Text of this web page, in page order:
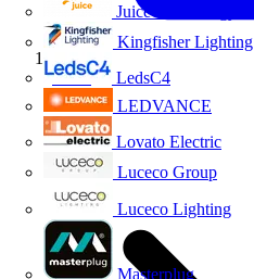
Juice Technology
Kingfisher Lighting
LedsC4
LEDVANCE
Lovato Electric
Luceco Group
Luceco Lighting
Masterplug
Inicio